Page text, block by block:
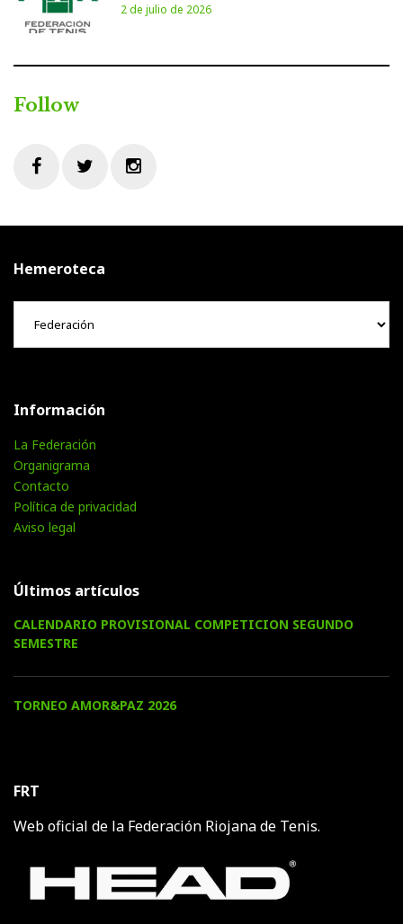
2 de julio de 2026
Follow
Hemeroteca
Hemeroteca
Información
La Federación
Organigrama
Contacto
Política de privacidad
Aviso legal
Últimos artículos
CALENDARIO PROVISIONAL COMPETICION SEGUNDO
SEMESTRE
TORNEO AMOR&PAZ 2026
FRT
Web oficial de la Federación Riojana de Tenis.